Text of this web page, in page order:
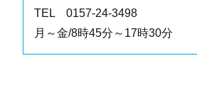
TEL 0157-24-3498
月～金/8時45分～17時30分